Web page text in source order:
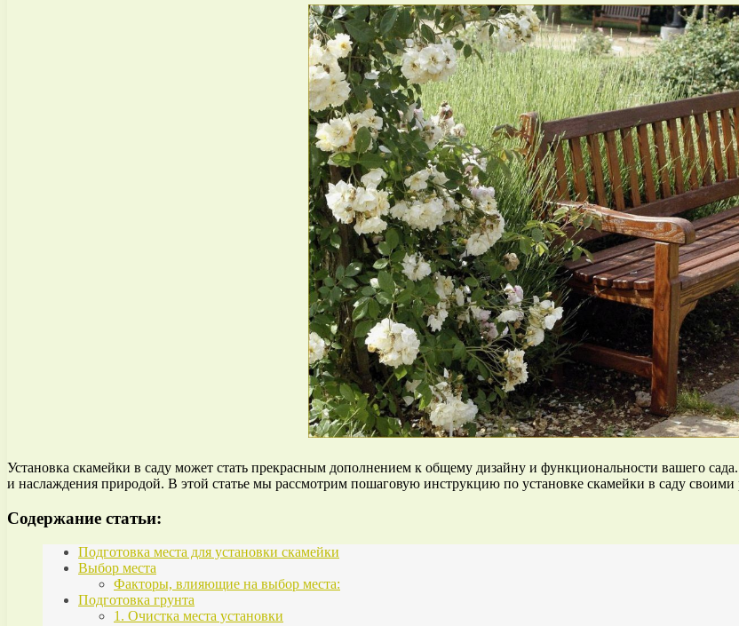
Установка скамейки в саду может стать прекрасным дополнением к общему дизайну и функциональности вашего
и наслаждения природой. В этой статье мы рассмотрим пошаговую инструкцию по установке скамейки в саду своими
Содержание статьи:
Подготовка места для установки скамейки
Выбор места
Факторы, влияющие на выбор места:
Подготовка грунта
1. Очистка места установки